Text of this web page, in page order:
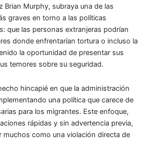
Brian Murphy, subraya una de las
graves en torno a las políticas
que las personas extranjeras podrían
donde enfrentarían tortura o incluso la
la oportunidad de presentar sus
temores sobre su seguridad.
hincapié en que la administración
una política que carece de
para los migrantes. Este enfoque,
rápidas y sin advertencia previa,
muchos como una violación directa de